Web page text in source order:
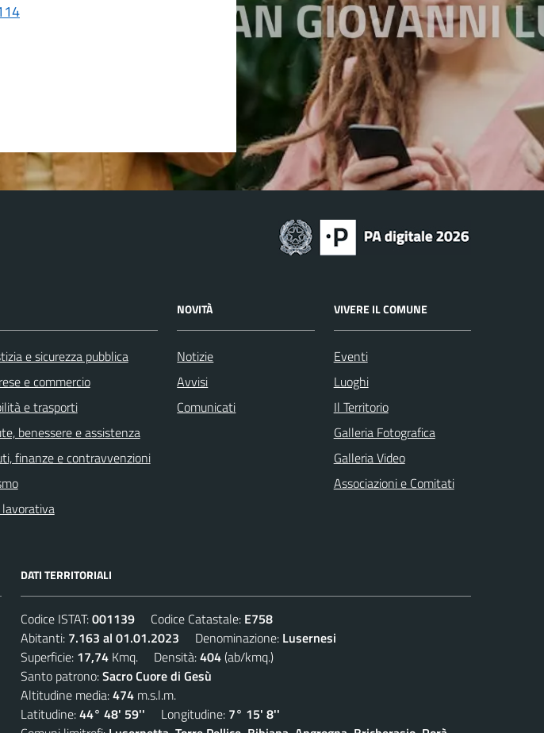
e sicurezza pubblica
e commercio
e trasporti
benessere e assistenza
finanze e contravvenzioni
NOVITÀ
Notizie
Avvisi
Comunicati
VIVERE IL COMUNE
Eventi
Luoghi
Il Territorio
Galleria Fotografica
Galleria Video
Associazioni e Comitati
DATI TERRITORIALI
Codice ISTAT:001139 Codice Catastale: E758
Abitanti: 7.163 al 01.01.2023 Denominazione: Lusernesi
Superficie: 17,74 Kmq. Densità:404(ab/kmq.)
Santo patrono:Sacro Cuore di Gesù
Altitudine media:474 m.s.l.m.
Latitudine:44° 48' 59'' Longitudine: 7° 15' 8''